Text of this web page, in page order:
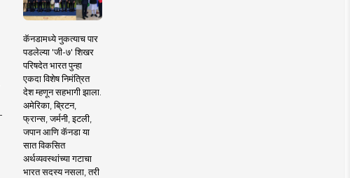
कॅनडामध्ये नुकत्याच पार
पडलेल्या 'जी-७' शिखर
परिषदेत भारत पुन्हा
एकदा विशेष निमंत्रित
देश म्हणून सहभागी झाला.
अमेरिका, ब्रिटन,
फ्रान्स, जर्मनी, इटली,
जपान आणि कॅनडा या
सात विकसित
अर्थव्यवस्थांच्या गटाचा
भारत सदस्य नसला, तरी